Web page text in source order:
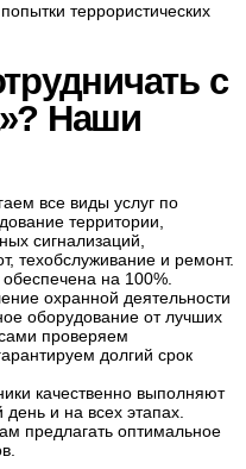
террористических
с
Наши
все виды услуг по
территории,
сигнализаций,
техобслуживание и ремонт.
на 100%.
охранной деятельности
оборудование от лучших
проверяем
долгий срок
качественно выполняют
и на всех этапах.
предлагать оптимальное